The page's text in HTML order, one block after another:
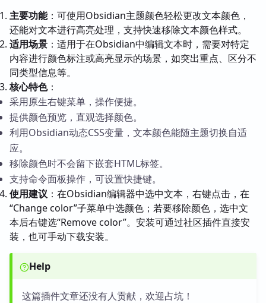
主要功能：可使用Obsidian主题颜色轻松更改文本颜色，
还能对文本进行高亮处理，支持快速移除文本颜色样式。
适用场景 ：适用于在Obsidian中编辑文本时，需要对特定
内容进行颜色标注或高亮显示的场景，如突出重点、区分不
同类型信息等。
核心特色：
采用原生右键菜单，操作便捷。
提供颜色预览，直观选择颜色。
利用Obsidian动态CSS变量，文本颜色能随主题切换自适
应。
移除颜色时不会留下嵌套HTML标签。
支持命令面板操作，可设置快捷键。
使用建议 ：在Obsidian编辑器中选中文本，右键点击，在
“Change color”子菜单中选颜色；若要移除颜色，选中文
本后右键选“Remove color”。安装可通过社区插件直接安
装，也可手动下载安装。
Help
这篇插件文章还没有人贡献，欢迎占坑！